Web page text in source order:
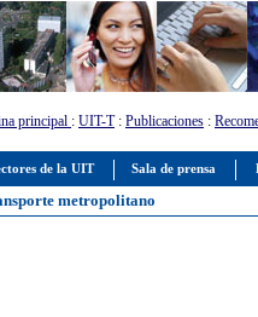
de la UIT Sala de prensa
principal : UIT-T: Publicaciones :
metropolitano